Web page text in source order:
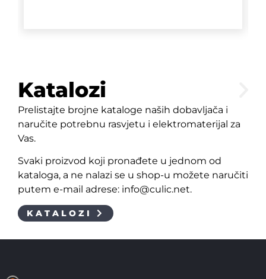
Katalozi
Prelistajte brojne kataloge naših dobavljača i
naručite potrebnu rasvjetu i elektromaterijal za
Vas.
Svaki proizvod koji pronađete u jednom od
kataloga, a ne nalazi se u shop-u možete naručiti
putem e-mail adrese: info@culic.net.
KATALOZI